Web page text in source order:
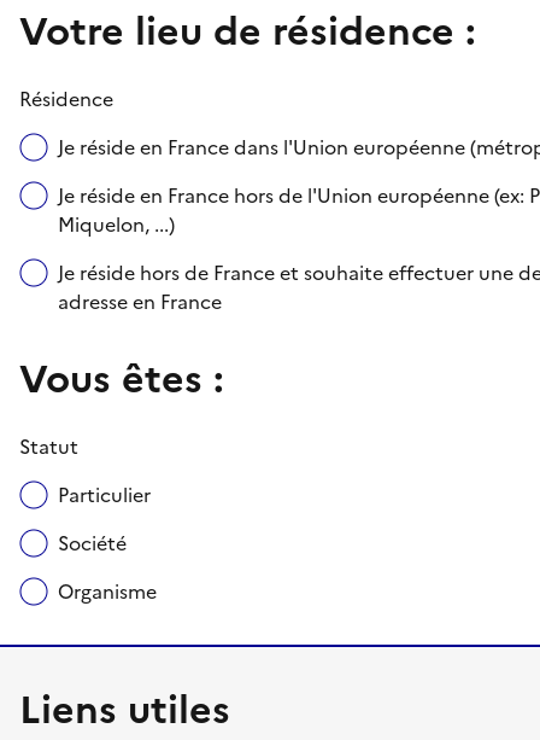
Votre lieu de résidence :
Résidence
Je réside en France dans l'Union européenne
Je réside en France hors de l'Union européenne
Miquelon, ...)
Je réside hors de France et souhaite effectuer une
adresse en France
Vous êtes :
Statut
Particulier
Société
Organisme
Liens utiles